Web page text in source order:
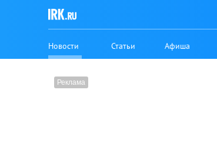
Новости Статьи Афиша